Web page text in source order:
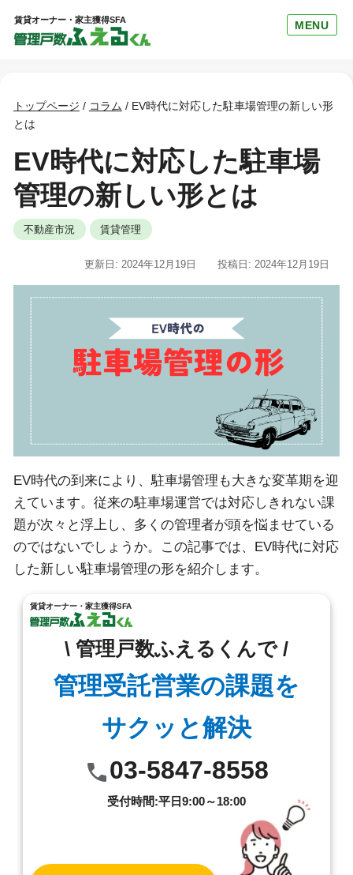
賃貸オーナー・家主獲得SFA MENU
トップページ / コラム / EV時代に対応した駐車場管理の新しい形
とは
EV時代に対応した駐車場
管理の新しい形とは
不動産市況 賃貸管理
投稿日: 2024年12月19日
更新日: 2024年12月19日
EV時代の到来により、駐車場管理も大きな変革期を迎
えています。従来の駐車場運営では対応しきれない課
題が次々と浮上し、多くの管理者が頭を悩ませている
のではないでしょうか。この記事では、EV時代に対応
した新しい駐車場管理の形を紹介します。
賃貸オーナー・家主獲得SFA
\ 管理戸数ふえるくんで /
管理受託営業の課題を
サクッと解決
03-5847-8558
受付時間:平日9:00～18:00